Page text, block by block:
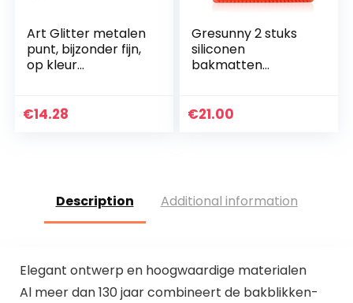
Art Glitter metalen
punt, bijzonder fijn,
op kleur
€14.28
Gresunny 2 stuks
siliconen
bakmatten
herbruikbare
€21.00
Description Additional information
Elegant ontwerp en hoogwaardige materialen
Al meer dan 130 jaar combineert de bakblikken-